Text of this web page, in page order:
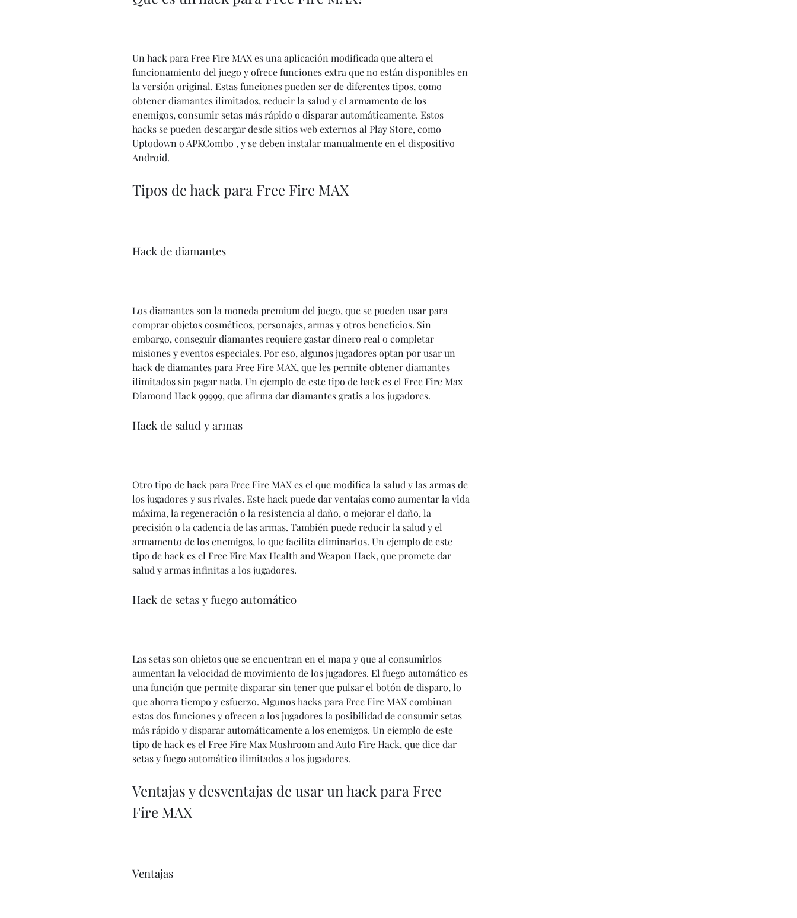
Un hack para Free Fire MAX es una aplicación modificada que altera el
funcionamiento del juego y ofrece funciones extra que no están disponibles en
la versión original. Estas funciones pueden ser de diferentes tipos, como
obtener diamantes ilimitados, reducir la salud y el armamento de los
enemigos, consumir setas más rápido o disparar automáticamente. Estos
hacks se pueden descargar desde sitios web externos al Play Store, como
Uptodown o APKCombo , y se deben instalar manualmente en el dispositivo
Android.
Tipos de hack para Free Fire MAX
Hack de diamantes
Los diamantes son la moneda premium del juego, que se pueden usar para
comprar objetos cosméticos, personajes, armas y otros beneficios. Sin
embargo, conseguir diamantes requiere gastar dinero real o completar
misiones y eventos especiales. Por eso, algunos jugadores optan por usar un
hack de diamantes para Free Fire MAX, que les permite obtener diamantes
ilimitados sin pagar nada. Un ejemplo de este tipo de hack es el Free Fire Max
Diamond Hack 99999, que afirma dar diamantes gratis a los jugadores.
Hack de salud y armas
Otro tipo de hack para Free Fire MAX es el que modifica la salud y las armas de
los jugadores y sus rivales. Este hack puede dar ventajas como aumentar la vida
máxima, la regeneración o la resistencia al daño, o mejorar el daño, la
precisión o la cadencia de las armas. También puede reducir la salud y el
armamento de los enemigos, lo que facilita eliminarlos. Un ejemplo de este
tipo de hack es el Free Fire Max Health and Weapon Hack, que promete dar
salud y armas infinitas a los jugadores.
Hack de setas y fuego automático
Las setas son objetos que se encuentran en el mapa y que al consumirlos
aumentan la velocidad de movimiento de los jugadores. El fuego automático es
una función que permite disparar sin tener que pulsar el botón de disparo, lo
que ahorra tiempo y esfuerzo. Algunos hacks para Free Fire MAX combinan
estas dos funciones y ofrecen a los jugadores la posibilidad de consumir setas
más rápido y disparar automáticamente a los enemigos. Un ejemplo de este
tipo de hack es el Free Fire Max Mushroom and Auto Fire Hack, que dice dar
setas y fuego automático ilimitados a los jugadores.
Ventajas y desventajas de usar un hack para Free
Fire MAX
Ventajas